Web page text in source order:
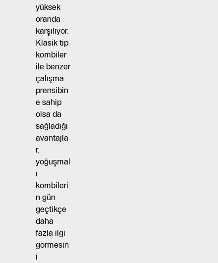
yüksek
oranda
karşılıyor.
Klasik tip
kombiler
ile benzer
çalışma
prensibin
e sahip
olsa da
sağladığı
avantajla
r,
yoğuşmal
ı
kombileri
n gün
geçtikçe
daha
fazla ilgi
görmesin
i